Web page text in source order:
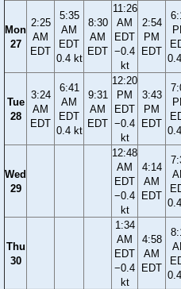
Mon
27
2:25
AM
EDT
5:35
AM
EDT
0.4 kt
8:30
AM
EDT
11:26
AM
EDT
−0.4
kt
2:54
PM
EDT
Tue
28
3:24
AM
EDT
6:41
AM
EDT
0.4 kt
9:31
AM
EDT
12:20
PM
EDT
−0.4
kt
3:43
PM
EDT
Wed
29
12:48
AM
EDT
−0.4
kt
4:14
AM
EDT
Thu
30
1:34
AM
EDT
−0.4
kt
4:58
AM
EDT